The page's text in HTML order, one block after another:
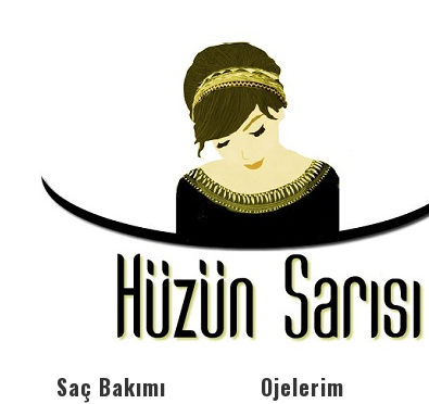
Saç Bakımı Ojelerim